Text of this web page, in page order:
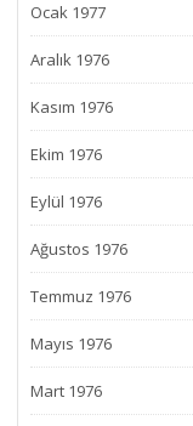
Ocak 1977
Aralık 1976
Kasım 1976
Ekim 1976
Eylül 1976
Ağustos 1976
Temmuz 1976
Mayıs 1976
Mart 1976